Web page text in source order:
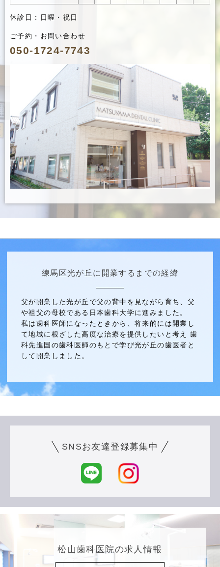
休診日：日曜・祝日
ご予約・お問い合わせ
050-1724-7743
練馬区光が丘に開業するまでの経緯
父が開業した光が丘で父の背中を見ながら育ち、父
や祖父の母校である日本歯科大学に進みました。
私は歯科医師になったときから、将来的には開業し
て地域に根ざした高度な治療を提供したいと考え 歯
科先進国の歯科医師のもとで学び光が丘の歯医者と
して開業しました。
SNSお友達登録募集中
松山歯科医院の求人情報